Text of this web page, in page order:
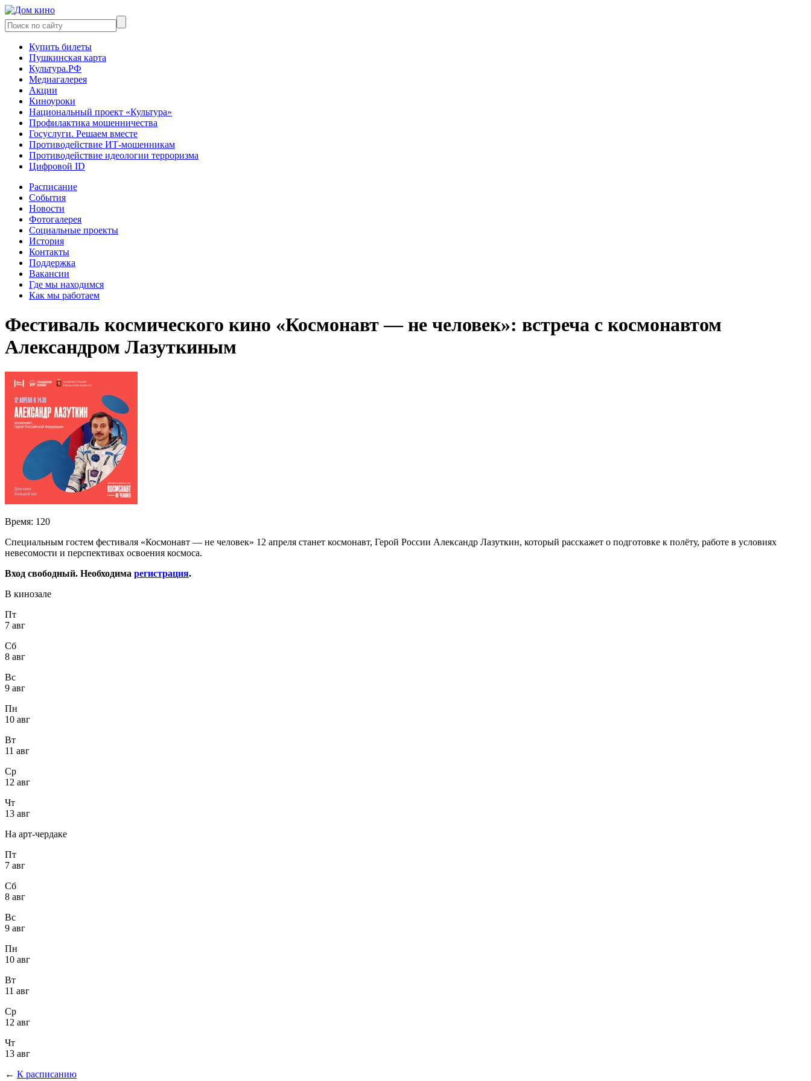
Купить билеты
Пушкинская карта
Культура.РФ
Медиагалерея
Акции
Киноуроки
Национальный проект «Культура»
Профилактика мошенничества
Госуслуги. Решаем вместе
Противодействие ИТ-мошенникам
Противодействие идеологии терроризма
Цифровой ID
Расписание
События
Новости
Фотогалерея
Социальные проекты
История
Контакты
Поддержка
Вакансии
Где мы находимся
Как мы работаем
Фестиваль космического кино «Космонавт — не человек»: встреча с космонавтом
Александром Лазуткиным
Время: 120
Специальным гостем фестиваля «Космонавт — не человек» 12 апреля станет космонавт, Герой России Александр Лазуткин, который расскажет о подготовке к полёту, работе в условиях
невесомости и перспективах освоения космоса.
Вход свободный. Необходима регистрация.
В кинозале
Пт
7 авг
Сб
8 авг
Вс
9 авг
Пн
10 авг
Вт
11 авг
Ср
12 авг
Чт
13 авг
На арт-чердаке
Пт
7 авг
Сб
8 авг
Вс
9 авг
Пн
10 авг
Вт
11 авг
Ср
12 авг
Чт
13 авг
← К расписанию